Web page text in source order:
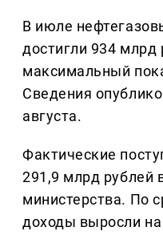
В июле
достигли 934 млрд
максимальный
Сведения
августа.
Фактические
291,9 млрд рублей
министерства. По
доходы выросли